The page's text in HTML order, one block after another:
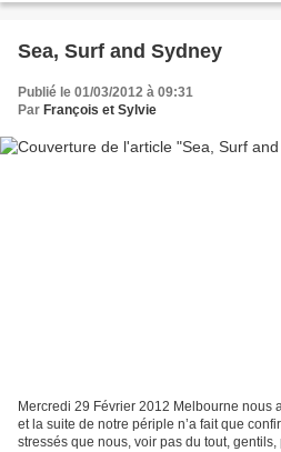
Sea, Surf and Sydney
Publié le 01/03/2012 à 09:31
Par François et Sylvie
Mercredi 29 Février 2012 Melbourne nous
et la suite de notre périple n’a fait que
stressés que nous, voir pas du tout,